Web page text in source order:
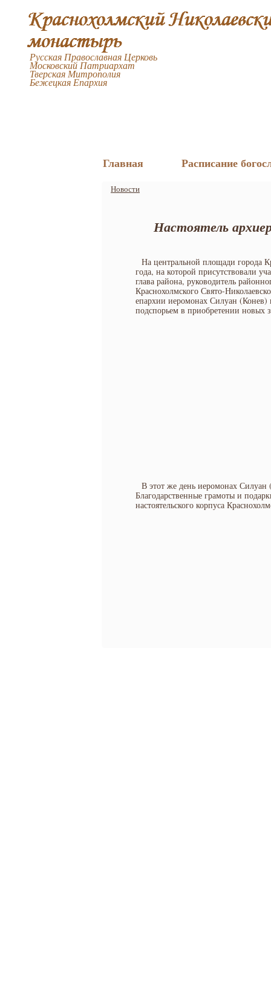
Русская Православная Церковь
Московский Патриархат
Тверская Митрополия
Бежецкая Епархия
Главная Расписание
Настоятель
На центральной площади города
года, на которой присутствовали
глава района, руководитель
Краснохолмского Свято-
епархии иеромонах Силуан
подспорьем в приобретении новых
Новости
В этот же день иеромонах Силуан
Благодарственные грамоты и
настоятельского корпуса